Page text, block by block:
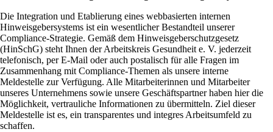
Die Integration und Etablierung eines webbasierten internen
Hinweisgebersystems ist ein wesentlicher Bestandteil unserer
Compliance-Strategie. Gemäß dem Hinweisgeberschutzgesetz
(HinSchG) steht Ihnen der Arbeitskreis Gesundheit e. V. jederzeit
telefonisch, per E-Mail oder auch postalisch für alle Fragen im
Zusammenhang mit Compliance-Themen als unsere interne
Meldestelle zur Verfügung. Alle Mitarbeiterinnen und Mitarbeiter
unseres Unternehmens sowie unsere Geschäftspartner haben hier die
Möglichkeit, vertrauliche Informationen zu übermitteln. Ziel dieser
Meldestelle ist es, ein transparentes und integres Arbeitsumfeld zu
schaffen.